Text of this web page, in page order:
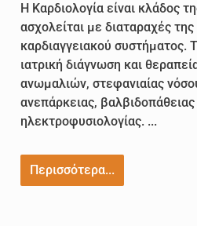
Η Καρδιολογία είναι κλάδος
ασχολείται με διαταραχές της
καρδιαγγειακού συστήματος.
ιατρική διάγνωση και
ανωμαλιών, στεφανιαίας
ανεπάρκειας, βαλβιδοπάθειας
ηλεκτροφυσιολογίας. ...
Περισσότερα...